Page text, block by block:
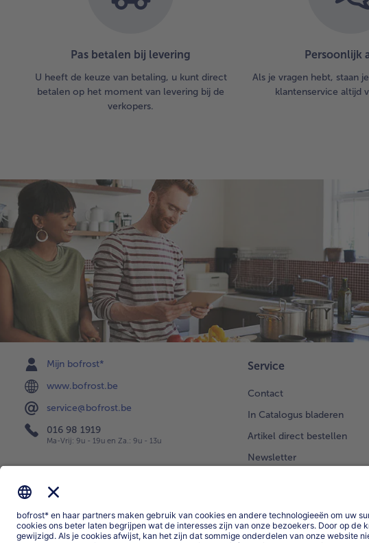
Pas betalen bij levering
U heeft de keuze van betaling, u kunt direct
betalen op het moment van levering bij de
verkopers.
Persoonlijk
Als je vragen hebt, staan
klantenservice altijd
Mijn bofrost*
www.bofrost.be
service@bofrost.be
016 98 1919
Ma-Vrij: 9u - 19u en Za.: 9u - 13u
Service
Contact
In Catalogus bladeren
Artikel direct bestellen
Newsletter